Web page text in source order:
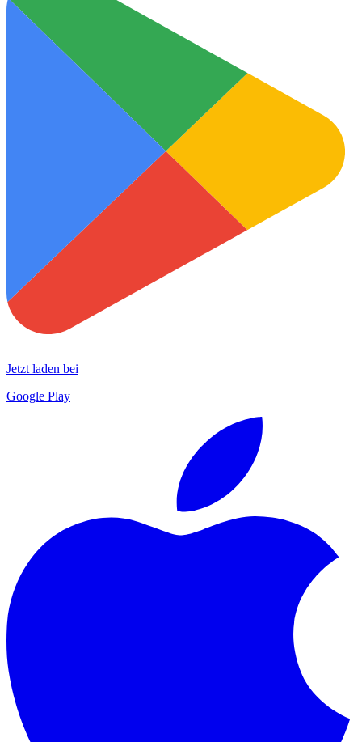
Jetzt laden bei
Google Play